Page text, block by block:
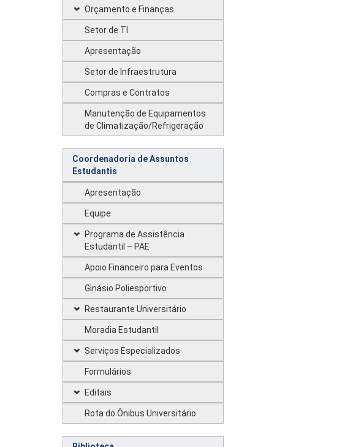
Orçamento e Finanças
Setor de TI
Apresentação
Setor de Infraestrutura
Compras e Contratos
Manutenção de Equipamentos
de Climatização/Refrigeração
Coordenadoria de Assuntos
Estudantis
Apresentação
Equipe
Programa de Assistência
Estudantil – PAE
Apoio Financeiro para Eventos
Ginásio Poliesportivo
Restaurante Universitário
Moradia Estudantil
Serviços Especializados
Formulários
Editais
Rota do Ônibus Universitário